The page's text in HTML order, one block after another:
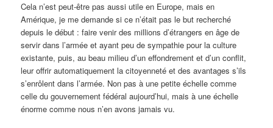
Cela n’est peut-être pas aussi utile en Europe, mais en
Amérique, je me demande si ce n’était pas le but recherché
depuis le début : faire venir des millions d’étrangers en âge de
servir dans l’armée et ayant peu de sympathie pour la culture
existante, puis, au beau milieu d’un effondrement et d’un conflit,
leur offrir automatiquement la citoyenneté et des avantages s’ils
s’enrôlent dans l’armée. Non pas à une petite échelle comme
celle du gouvernement fédéral aujourd’hui, mais à une échelle
énorme comme nous n’en avons jamais vu.